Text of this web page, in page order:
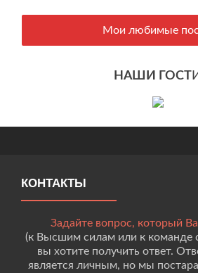
Мои любимые
НАШИ ГОСТ
КОНТАКТЫ
Задайте вопрос, который
(к Высшим силам или к команде
вы хотите получить ответ.
является личным, но мы